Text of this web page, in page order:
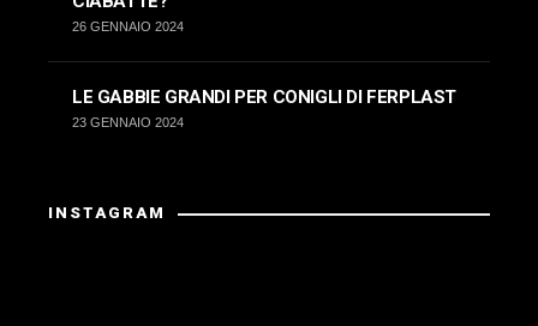
26 GENNAIO 2024
LE GABBIE GRANDI PER CONIGLI DI FERPLAST
23 GENNAIO 2024
INSTAGRAM